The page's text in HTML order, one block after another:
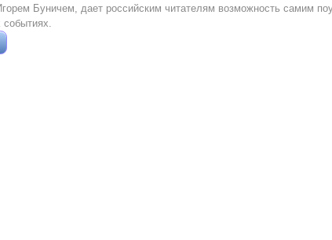
Буничем, дает российским читателям возможность самим